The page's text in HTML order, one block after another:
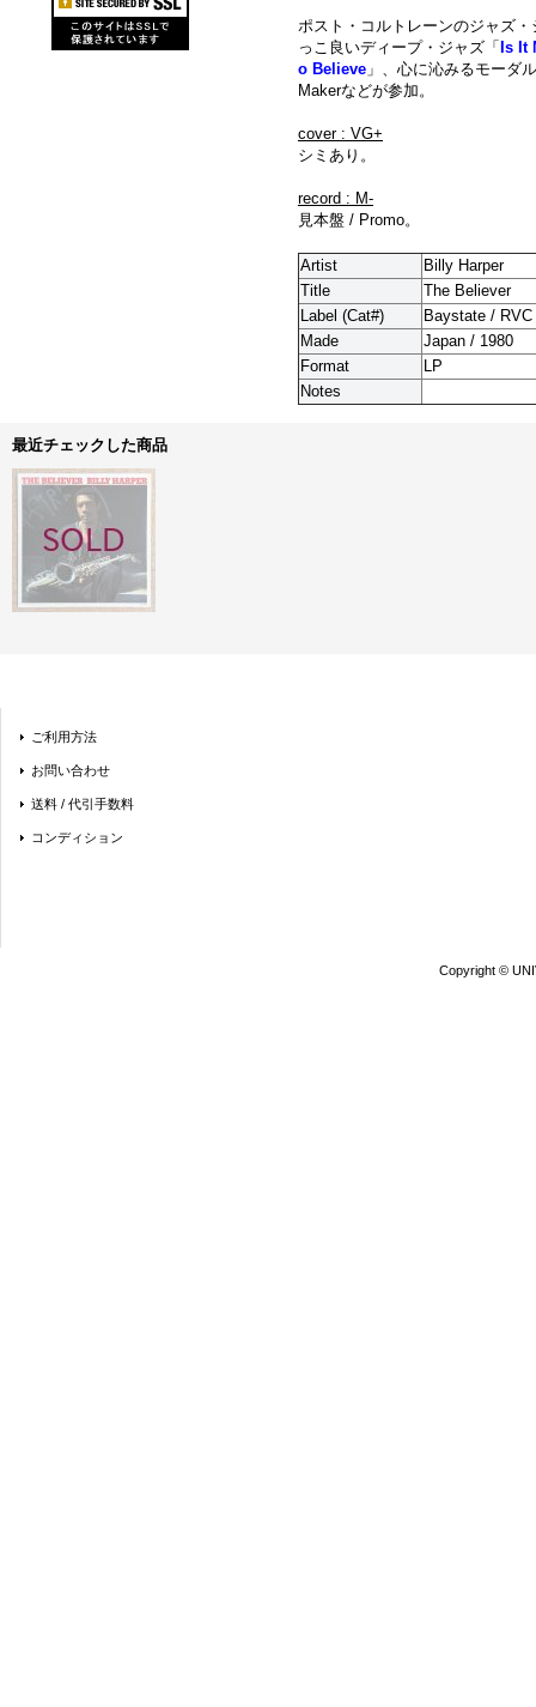
ポスト・コルトレーンのジャズ
っこ良いディープ・ジャズ「 Is It
o Believe 」、心に沁みるモーダ
Makerなどが参加。
cover : VG+
シミあり。
record : M-
見本盤 / Promo。
Artist
Billy Harper
Title
The Believer
Label (Cat#)
Baystate /
Made
Japan / 1980
Format
LP
Notes
最近チェックした商品
ご利用方法
お問い合わせ
送料 / 代引手数料
コンディション
Copyright ©